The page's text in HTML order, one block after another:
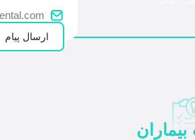
ارسال پیام